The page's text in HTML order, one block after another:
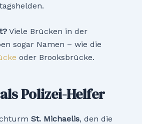
Viele Brücken in der
sogar Namen – wie die
oder Brooksbrücke.
Polizei-Helfer
St. Michaelis, den die